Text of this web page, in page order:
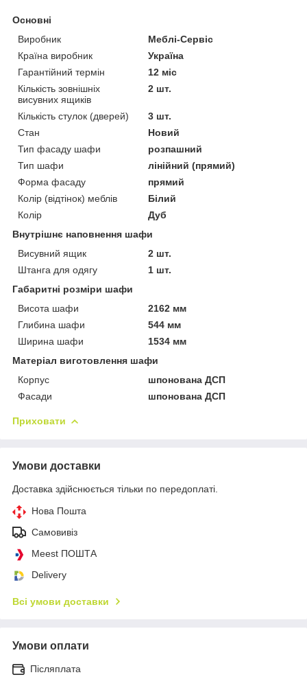
Основні
Виробник
Меблі-Сервіс
Країна виробник
Україна
Гарантійний термін
12 міс
Кількість зовнішніх
висувних ящиків
2 шт.
Кількість стулок (дверей)
3 шт.
Стан
Новий
Тип фасаду шафи
розпашний
Тип шафи
лінійний (прямий)
Форма фасаду
прямий
Колір (відтінок) меблів
Білий
Колір
Дуб
Внутрішнє наповнення шафи
Висувний ящик
2 шт.
Штанга для одягу
1 шт.
Габаритні розміри шафи
Висота шафи
2162 мм
Глибина шафи
544 мм
Ширина шафи
1534 мм
Матеріал виготовлення шафи
Корпус
шпонована ДСП
Фасади
шпонована ДСП
Приховати
Умови доставки
Доставка здійснюється тільки по передоплаті.
Нова Пошта
Самовивіз
Meest ПОШТА
Delivery
Всі умови доставки
Умови оплати
Післяплата